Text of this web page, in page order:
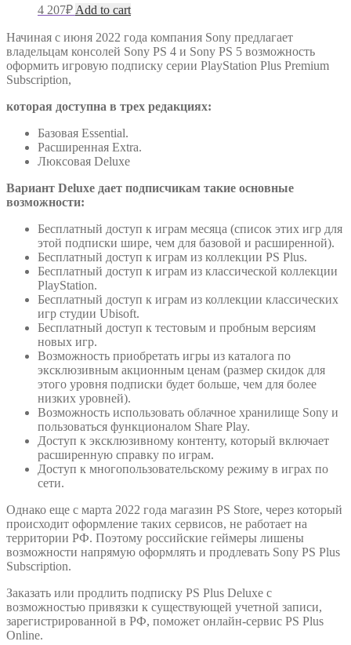
4 207₽ Add to cart
Начиная с июня 2022 года компания Sony предлагает
владельцам консолей Sony PS 4 и Sony PS 5 возможность
оформить игровую подписку серии PlayStation Plus Premium
Subscription,
которая доступна в трех редакциях:
Базовая Essential.
Расширенная Extra.
Люксовая Deluxe
Вариант Deluxe дает подписчикам такие основные
возможности:
Бесплатный доступ к играм месяца (список этих игр для
этой подписки шире, чем для базовой и расширенной).
Бесплатный доступ к играм из коллекции PS Plus.
Бесплатный доступ к играм из классической коллекции
PlayStation.
Бесплатный доступ к играм из коллекции классических
игр студии Ubisoft.
Бесплатный доступ к тестовым и пробным версиям
новых игр.
Возможность приобретать игры из каталога по
эксклюзивным акционным ценам (размер скидок для
этого уровня подписки будет больше, чем для более
низких уровней).
Возможность использовать облачное хранилище Sony и
пользоваться функционалом Share Play.
Доступ к эксклюзивному контенту, который включает
расширенную справку по играм.
Доступ к многопользовательскому режиму в играх по
сети.
Однако еще с марта 2022 года магазин PS Store, через который
происходит оформление таких сервисов, не работает на
территории РФ. Поэтому российские геймеры лишены
возможности напрямую оформлять и продлевать Sony PS Plus
Subscription.
Заказать или продлить подписку PS Plus Deluxe с
возможностью привязки к существующей учетной записи,
зарегистрированной в РФ, поможет онлайн-сервис PS Plus
Online.